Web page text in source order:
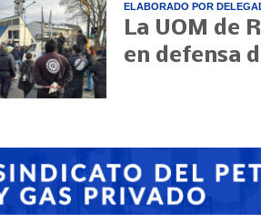
ELABORADO POR
La UOM de
en defensa